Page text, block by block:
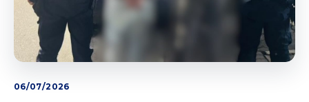
06/07/2026